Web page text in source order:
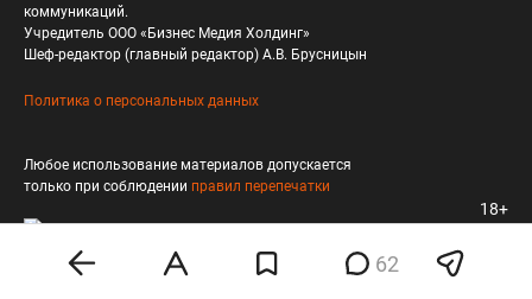
62
коммуникаций.
Учредитель ООО «Бизнес Медия Холдинг»
Шеф-редактор (главный редактор) А.В. Брусницын
Политика о персональных данных
Любое использование материалов допускается
только при соблюдении правил перепечатки
18+